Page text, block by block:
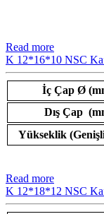
Read more
K 12*16*10 NSC
İç Çap Ø
Dış Çap
Yükseklik
Read more
K 12*18*12 NSC